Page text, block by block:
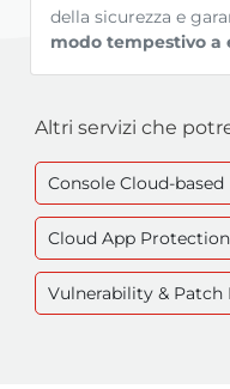
della sicurezza e
modo tempestivo a
Altri servizi che
Console Cloud-based
Cloud App Protection
Vulnerability & Patch